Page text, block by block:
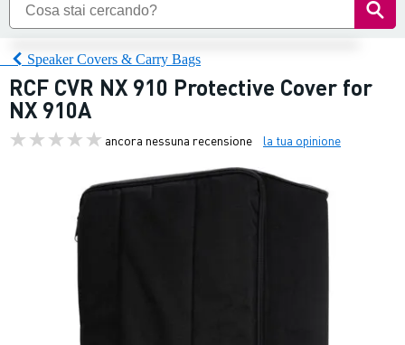
Speaker Covers & Carry Bags
RCF CVR NX 910 Protective Cover for
NX 910A
ancora nessuna recensione la tua opinione